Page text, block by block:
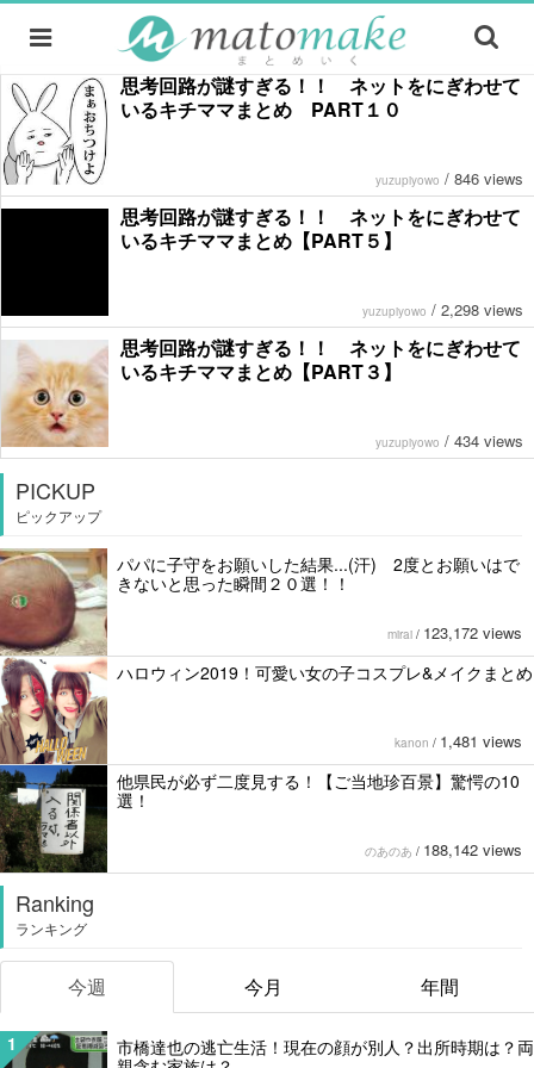
思考回路が謎すぎる！！ ネットをにぎわせて
いるキチママまとめ PART１０
yuzupiyowo / 846 views
思考回路が謎すぎる！！ ネットをにぎわせて
いるキチママまとめ【PART５】
yuzupiyowo / 2,298 views
思考回路が謎すぎる！！ ネットをにぎわせて
いるキチママまとめ【PART３】
yuzupiyowo / 434 views
PICKUP
ピックアップ
パパに子守をお願いした結果...(汗) 2度とお願いはで
きないと思った瞬間２０選！！
mirai / 123,172 views
ハロウィン2019！可愛い女の子コスプレ&メイクまとめ
kanon / 1,481 views
他県民が必ず二度見する！【ご当地珍百景】驚愕の10
選！
のあのあ / 188,142 views
Ranking
ランキング
今週 今月 年間
1
市橋達也の逃亡生活！現在の顔が別人？出所時期は？両